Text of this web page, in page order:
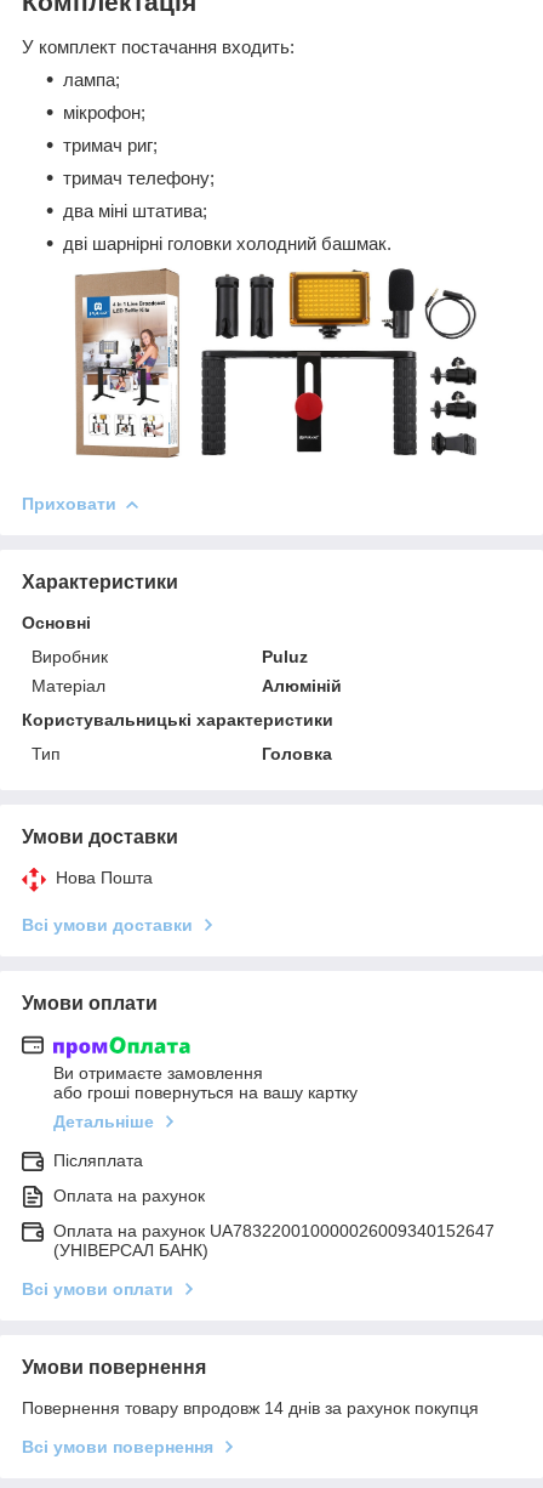
У комплект постачання входить:
лампа;
мікрофон;
тримач риг;
тримач телефону;
два міні штатива;
дві шарнірні головки холодний башмак.
Приховати
Характеристики
Основні
Виробник
Puluz
Матеріал
Алюміній
Користувальницькі характеристики
Тип
Головка
Умови доставки
Нова Пошта
Всі умови доставки
Умови оплати
Ви отримаєте замовлення
або гроші повернуться на вашу картку
Детальніше
Післяплата
Оплата на рахунок
Оплата на рахунок UA783220010000026009340152647
(УНІВЕРСАЛ БАНК)
Всі умови оплати
Умови повернення
Повернення товару впродовж 14 днів за рахунок покупця
Всі умови повернення